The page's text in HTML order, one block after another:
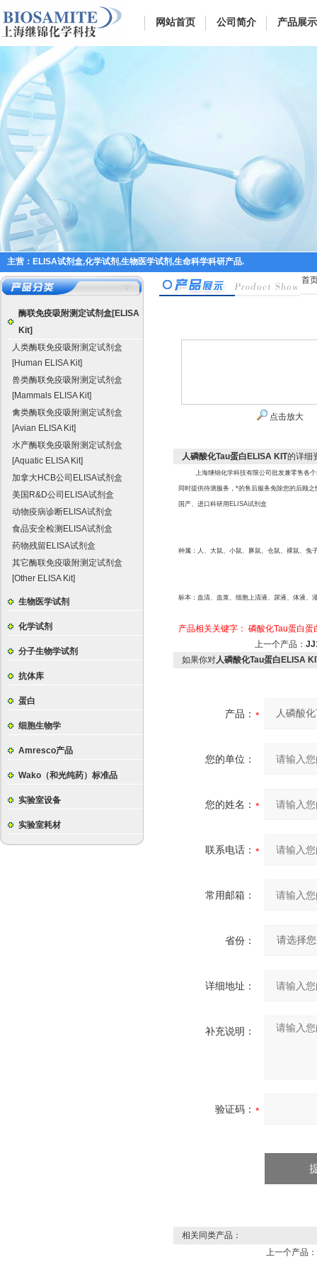
网站首页 公司简介 产品展示
主营：ELISA试剂盒,化学试剂,生物医学试剂,生命科学科研产品.
酶联免疫吸附测定试剂盒[ELISA
Kit]
人类酶联免疫吸附测定试剂盒
[Human ELISA Kit]
兽类酶联免疫吸附测定试剂盒
[Mammals ELISA Kit]
禽类酶联免疫吸附测定试剂盒
[Avian ELISA Kit]
水产酶联免疫吸附测定试剂盒
[Aquatic ELISA Kit]
加拿大HCB公司ELISA试剂盒
美国R&D公司ELISA试剂盒
动物疫病诊断ELISA试剂盒
食品安全检测ELISA试剂盒
药物残留ELISA试剂盒
其它酶联免疫吸附测定试剂盒
[Other ELISA Kit]
生物医学试剂
化学试剂
分子生物学试剂
抗体库
蛋白
细胞生物学
Amresco产品
Wako（和光纯药）标准品
实验室设备
实验室耗材
首
点击放大
人磷酸化Tau蛋白ELISA KIT的详细
上海继锦化学科技有限公司批发兼零售各
同时提供待测服务，*的售后服务免除您的后顾
国产、进口科研用ELISA试剂盒
种属：人、大鼠、小鼠、豚鼠、仓鼠、裸鼠、兔
标本：血清、血浆、细胞上清液、尿液、体液、
产品相关关键字： 磷酸化Tau蛋白蛋
上一个产品：
如果你对人磷酸化Tau蛋白ELISA
产品：
您的单位：
您的姓名：
联系电话：
常用邮箱：
省份：
详细地址：
补充说明：
验证码：
相关同类产品：
上一个产品：